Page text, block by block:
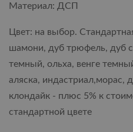
Материал: ДСП
Цвет: на выбор.
шамони, дуб трюфель, дуб
темный, ольха, венге
аляска, индастриал,морас,
клондайк - плюс 5% к
стандартной цвете